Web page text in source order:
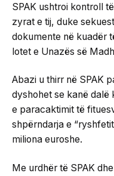
SPAK ushtroi kontroll
zyrat e tij, duke
dokumente në kuadër
lotet e Unazës së
​Abazi u thirr në SPAK
dyshohet se kanë dalë
e paracaktimit të
shpërndarja e
miliona euroshe.
Me urdhër të SPAK